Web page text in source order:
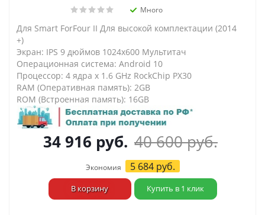
Много
Для Smart ForFour II Для высокой комплектации (2014
+)
Экран: IPS 9 дюймов 1024х600 Мультитач
Операционная система: Android 10
Процессор: 4 ядра х 1.6 GHz RockChip PX30
RAM (Оперативная память): 2GB
ROM (Встроенная память): 16GB
34 916 руб. 40 600руб.
Экономия 5 684руб.
В корзину Купить в 1 клик